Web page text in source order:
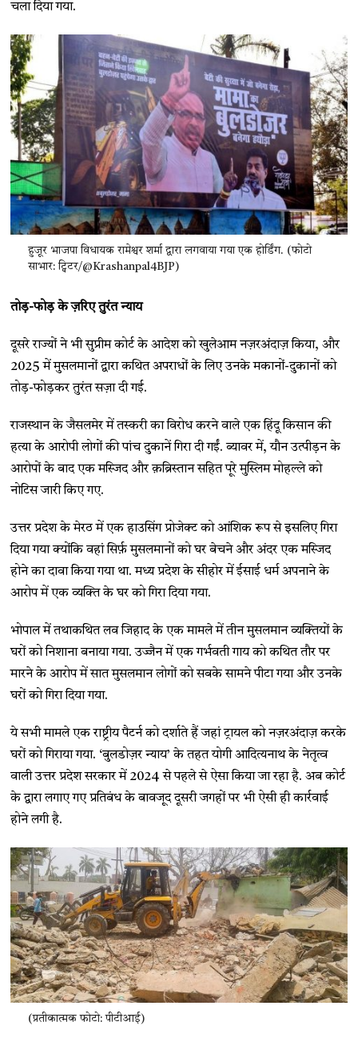
चला दिया गया.
हुजूर भाजपा विधायक रामेश्वर शर्मा द्वारा लगवाया गया एक होर्डिंग. (फोटो
साभार: ट्विटर/@Krashanpal4BJP)
तोड़-फोड़ के ज़रिए तुरंत न्याय
दूसरे राज्यों ने भी सुप्रीम कोर्ट के आदेश को खुलेआम नज़रअंदाज़ किया, और
2025 में मुसलमानों द्वारा कथित अपराधों के लिए उनके मकानों-दुकानों को
तोड़-फोड़कर तुरंत सज़ा दी गई.
राजस्थान के जैसलमेर में तस्करी का विरोध करने वाले एक हिंदू किसान की
हत्या के आरोपी लोगों की पांच दुकानें गिरा दी गईं. ब्यावर में, यौन उत्पीड़न के
आरोपों के बाद एक मस्जिद और क़ब्रिस्तान सहित पूरे मुस्लिम मोहल्ले को
नोटिस जारी किए गए.
उत्तर प्रदेश के मेरठ में एक हाउसिंग प्रोजेक्ट को आंशिक रूप से इसलिए गिरा
दिया गया क्योंकि वहां सिर्फ़ मुसलमानों को घर बेचने और अंदर एक मस्जिद
होने का दावा किया गया था. मध्य प्रदेश के सीहोर में ईसाई धर्म अपनाने के
आरोप में एक व्यक्ति के घर को गिरा दिया गया.
भोपाल में तथाकथित लव जिहाद के एक मामले में तीन मुसलमान व्यक्तियों के
घरों को निशाना बनाया गया. उज्जैन में एक गर्भवती गाय को कथित तौर पर
मारने के आरोप में सात मुसलमान लोगों को सबके सामने पीटा गया और उनके
घरों को गिरा दिया गया.
ये सभी मामले एक राष्ट्रीय पैटर्न को दर्शाते हैं जहां ट्रायल को नज़रअंदाज़ करके
घरों को गिराया गया. ‘बुलडोज़र न्याय’ के तहत योगी आदित्यनाथ के नेतृत्व
वाली उत्तर प्रदेश सरकार में 2024 से पहले से ऐसा किया जा रहा है. अब कोर्ट
के द्वारा लगाए गए प्रतिबंध के बावजूद दूसरी जगहों पर भी ऐसी ही कार्रवाई
होने लगी है.
(प्रतीकात्मक फोटो: पीटीआई)